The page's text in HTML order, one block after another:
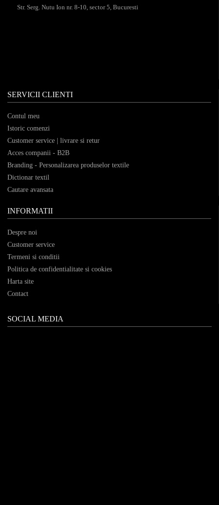
Str. Serg. Nutu Ion nr. 8-10, sector 5, Bucuresti
SERVICII CLIENTI
Contul meu
Istoric comenzi
Customer service | livrare si retur
Acces companii - B2B
Branding - Personalizarea produselor textile
Dictionar textil
Cautare avansata
INFORMATII
Despre noi
Customer service
Termeni si conditii
Politica de confidentialitate si cookies
Harta site
Contact
SOCIAL MEDIA